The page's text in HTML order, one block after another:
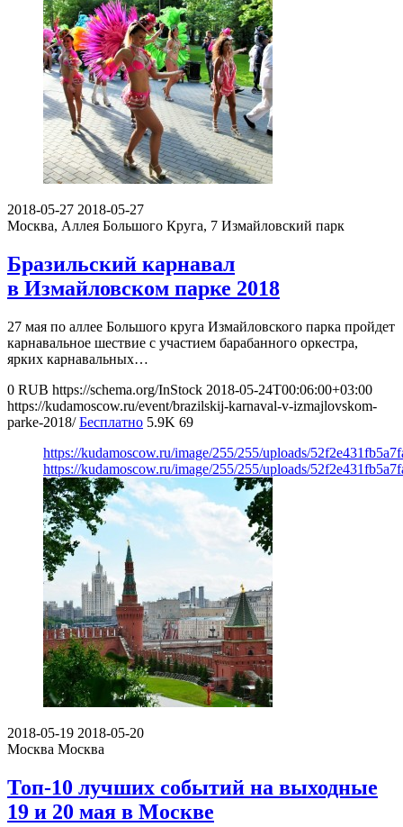
2018-05-27 2018-05-27
Москва, Аллея Большого Круга, 7 Измайловский парк
Бразильский карнавал
в Измайловском парке 2018
27 мая по аллее Большого круга Измайловского парка пройдет
карнавальное шествие с участием барабанного оркестра,
ярких карнавальных…
0 RUB https://schema.org/InStock 2018-05-24T00:06:00+03:00
https://kudamoscow.ru/event/brazilskij-karnaval-v-izmajlovskom-
parke-2018/ Бесплатно 5.9K 69
https://kudamoscow.ru/image/255/255/uploads/
https://kudamoscow.ru/image/255/255/uploads/
2018-05-19 2018-05-20
Москва Москва
Топ-10 лучших событий на выходные
19 и 20 мая в Москве